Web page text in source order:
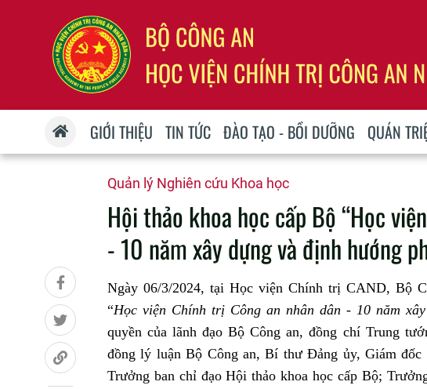
GIỚI THIỆU TIN TỨC ĐÀO TẠO - BỒI DƯỠNG QUÁN
Quản lý Nghiên cứu Khoa học
Hội thảo khoa học cấp Bộ “Học
- 10 năm xây dựng và định hướng
Ngày 06/3/2024, tại Học viện Chính trị CAND, Bộ
“Học viện Chính trị Công an nhân dân - 10 năm
quyền của lãnh đạo Bộ Công an,đồng chí Trung
đồng lý luận Bộ Công an, Bí thư Đảng ủy,Giám đốc
Trưởng ban chỉ đạo Hội thảo khoa học cấp Bộ;